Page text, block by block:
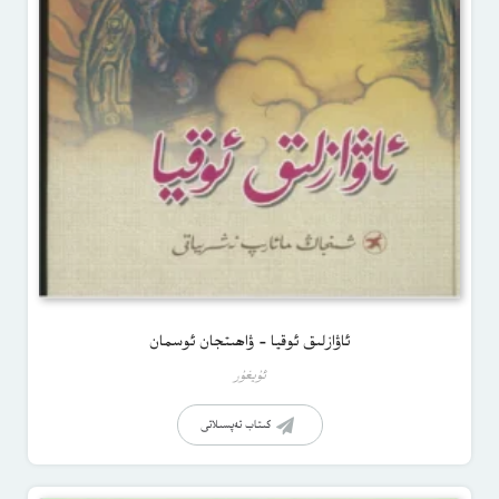
ئاۋازلىق ئوقيا – ۋاھىتجان ئوسمان
ئۇيغۇر
كىتاب تەپسىلاتى